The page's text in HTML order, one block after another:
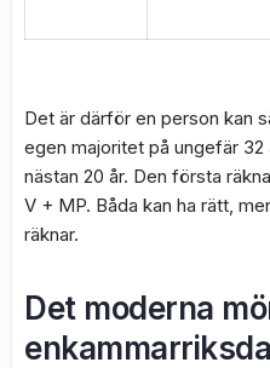
Det är därför en person kan
egen majoritet på ungefär 32
nästan 20 år. Den första
V + MP. Båda kan ha rätt,
räknar.
Det moderna